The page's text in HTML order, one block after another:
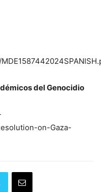
del Genocidio
on-Gaza-